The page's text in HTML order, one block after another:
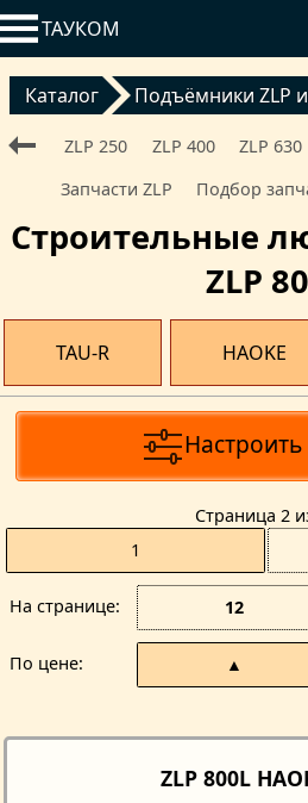
ТАУКОМ
Каталог Подъёмники ZLP
ZLP 250 ZLP 400 ZLP 630
Запчасти ZLP
Подбор
Строительные
ZLP
Страницa 2
1
На странице 12
По цене ▲
ZLP 800L
TAU-R HAOKE